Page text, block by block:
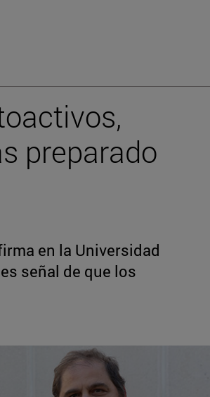
preparado
en la Universidad
señal de que los